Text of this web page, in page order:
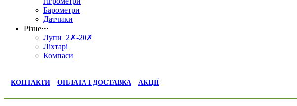
Барометри
Датчики
Різне⋯
Лупи 2✗-20✗
Ліхтарі
Компаси
КОНТАКТИ ОПЛАТА І ДОСТАВКА АКЦІЇ